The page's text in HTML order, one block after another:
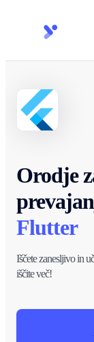
Orodje
Flutter
Iščete zanesljivo in
iščite več!